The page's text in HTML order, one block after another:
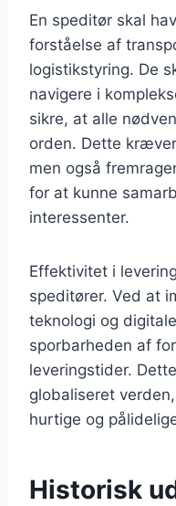
En speditør skal
forståelse af
logistikstyring. De
navigere i
sikre, at alle
orden. Dette
men også
for at kunne
interessenter.
Effektivitet i
speditører. Ved at
teknologi og
sporbarheden af
leveringstider.
globaliseret
hurtige og
Historisk